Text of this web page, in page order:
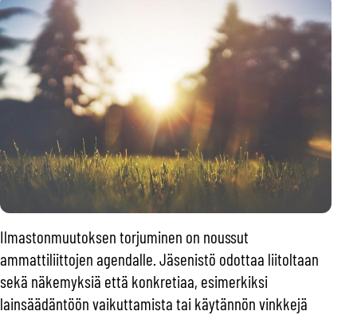
Ilmastonmuutoksen torjuminen on noussut
ammattiliittojen agendalle. Jäsenistö odottaa liitoltaan
sekä näkemyksiä että konkretiaa, esimerkiksi
lainsäädäntöön vaikuttamista tai käytännön vinkkejä